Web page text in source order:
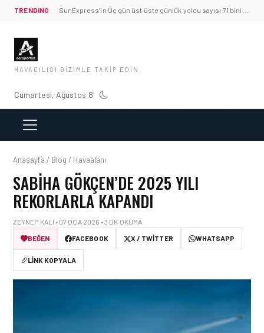
TRENDING
HAVACILIĞI BIZIMLE TAKIP EDIN
Cumartesi, Ağustos 8
Anasayfa / Blog / Havaalanı
SABIHA GÖKÇEN’DE 2025 YILI
REKORLARLA KAPANDI
ZEYNEP KALI • 07 OCA 2026 • 3 DK OKUMA
BEĞEN
FACEBOOK X / TWITTER WHATSAPP
LINK KOPYALA